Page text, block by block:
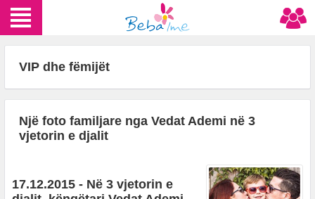
VIP dhe fëmijët
Një foto familjare nga Vedat Ademi në 3
vjetorin e djalit
17.12.2015 - Në 3 vjetorin e